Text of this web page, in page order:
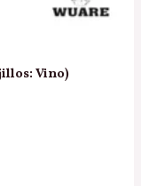
Vino)